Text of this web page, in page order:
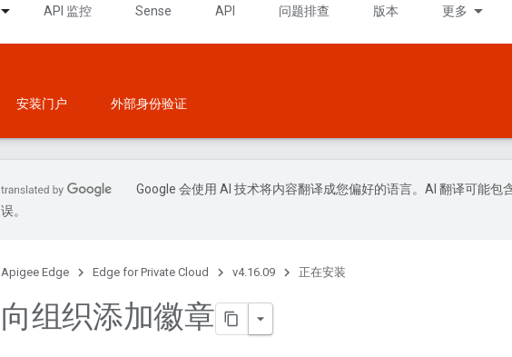
API 监控 Sense API 问题排查 版本 更多
安装门户 外部身份验证
Google 会使用 AI 技术将内容翻译成您偏好的语言。AI 翻译可能包
误。
Apigee Edge Edge for Private Cloud v4.16.09 正在安装
向组织添加徽章